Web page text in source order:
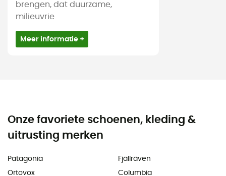
brengen, dat duurzame,
milieuvrie
Meer informatie +
Onze favoriete schoenen, kleding &
uitrusting merken
Patagonia
Ortovox
Fjällräven
Columbia